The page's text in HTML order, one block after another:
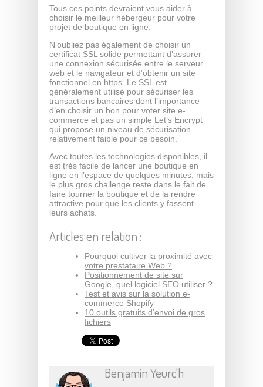
Tous ces points devraient vous aider à
choisir le meilleur hébergeur pour votre
projet de boutique en ligne.
N’oubliez pas également de choisir un
certificat SSL solide permettant d’assurer
une connexion sécurisée entre le serveur
web et le navigateur et d’obtenir un site
fonctionnel en https. Le SSL est
généralement utilisé pour sécuriser les
transactions bancaires dont l’importance
d’en choisir un bon pour voter site e-
commerce et pas un simple Let’s Encrypt
qui propose un niveau de sécurisation
relativement faible pour ce besoin.
Avec toutes les technologies disponibles, il
est très facile de lancer une boutique en
ligne en l’espace de quelques minutes, mais
le plus gros challenge reste dans le fait de
faire tourner la boutique et de la rendre
attractive pour que les clients y fassent
leurs achats.
Articles en relation :
Pourquoi cultiver la proximité avec
votre prestataire Web ?
Positionnement de site sur
Google, quel logiciel SEO utiliser ?
Test et avis sur la solution e-
commerce Shopify
10 outils gratuits d’envoi de gros
fichiers
Benjamin Yeurc'h